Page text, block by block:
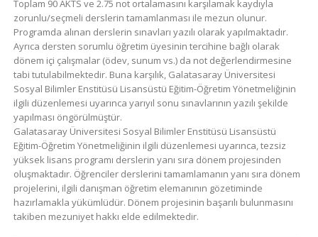
Toplam 90 AKTS ve 2.75 not ortalamasını karşılamak kaydıyla
zorunlu/seçmeli derslerin tamamlanması ile mezun olunur.
Programda alınan derslerin sınavları yazılı olarak yapılmaktadır.
Ayrıca dersten sorumlu öğretim üyesinin tercihine bağlı olarak
dönem içi çalışmalar (ödev, sunum vs.) da not değerlendirmesine
tabi tutulabilmektedir. Buna karşılık, Galatasaray Üniversitesi
Sosyal Bilimler Enstitüsü Lisansüstü Eğitim-Öğretim Yönetmeliğinin
ilgili düzenlemesi uyarınca yarıyıl sonu sınavlarının yazılı şekilde
yapılması öngörülmüştür.
Galatasaray Üniversitesi Sosyal Bilimler Enstitüsü Lisansüstü
Eğitim-Öğretim Yönetmeliğinin ilgili düzenlemesi uyarınca, tezsiz
yüksek lisans programı derslerin yanı sıra dönem projesinden
oluşmaktadır. Öğrenciler derslerini tamamlamanın yanı sıra dönem
projelerini, ilgili danışman öğretim elemanının gözetiminde
hazırlamakla yükümlüdür. Dönem projesinin başarılı bulunmasını
takiben mezuniyet hakkı elde edilmektedir.